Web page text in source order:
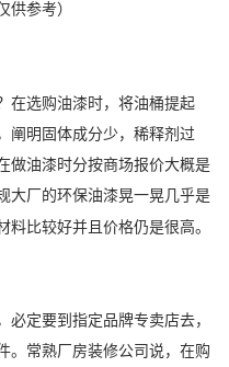
供参考）
选购油漆时，将油桶提起
阐明固体成分少，稀释剂过
做油漆时分按商场报价大概是
大厂的环保油漆晃一晃几乎是
比较好并且价格仍是很高。
定要到指定品牌专卖店去，
。常熟厂房装修公司说，在购